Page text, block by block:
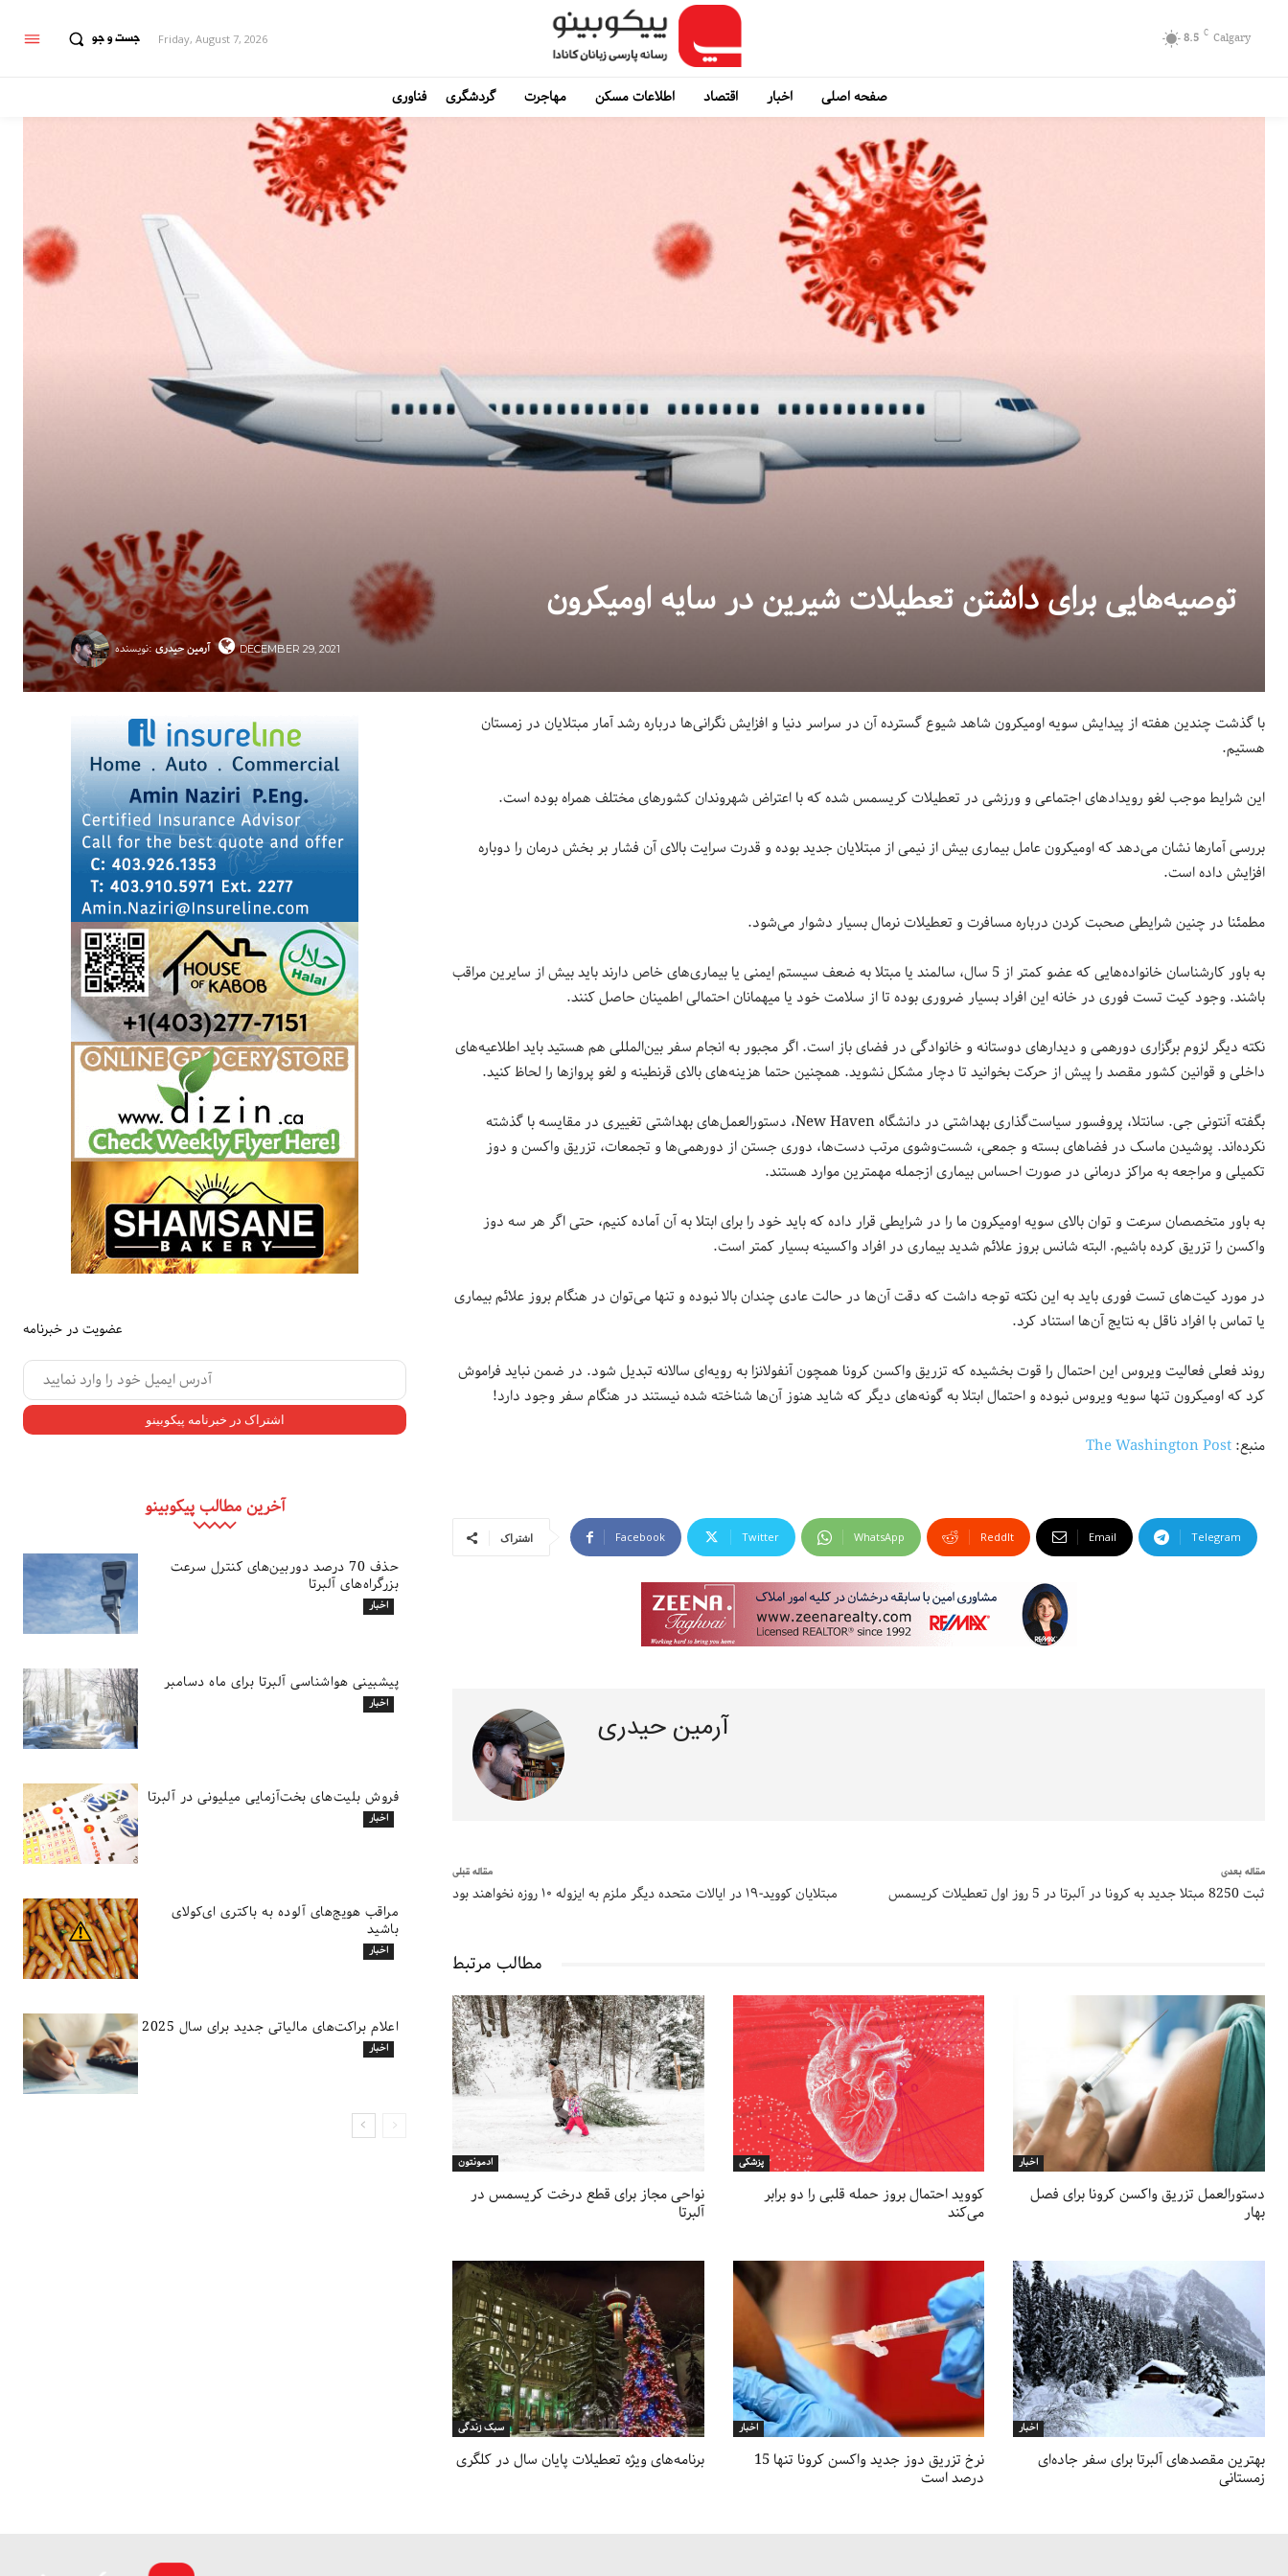
جست و جو Friday, August 7, 2026 8.5 C Calgary
صفحه اصلی اخبار اقتصاد اطلاعات مسکن مهاجرت گردشگری فناوری
توصیه‌هایی برای داشتن تعطیلات شیرین در سایه اومیکرون
نویسنده: آرمین حیدری DECEMBER 29, 2021
عضویت در خبرنامه
آخرین مطالب پیکوبینو
حذف 70 درصد دوربین‌های کنترل سرعت
بزرگراه‌های آلبرتا
اخبار
پیشبینی هواشناسی آلبرتا برای ماه دسامبر
اخبار
فروش بلیت‌های بخت‌آزمایی میلیونی در آلبرتا
اخبار
مراقب هویج‌های آلوده به باکتری ای‌کولای
باشید
اخبار
اعلام براکت‌های مالیاتی جدید برای سال 2025
اخبار
با گذشت چندین هفته از پیدایش سویه اومیکرون شاهد شیوع گسترده آن در سراسر دنیا و افزایش نگرانی‌ها درباره رشد آمار مبتلایان در زمستان
هستیم.
این شرایط موجب لغو رویدادهای اجتماعی و ورزشی در تعطیلات کریسمس شده که با اعتراض شهروندان کشورهای مختلف همراه بوده است.
بررسی آمارها نشان می‌دهد که اومیکرون عامل بیماری بیش از نیمی از مبتلایان جدید بوده و قدرت سرایت بالای آن فشار بر بخش درمان را دوباره
افزایش داده است.
مطمئنا در چنین شرایطی صحبت کردن درباره مسافرت‌ و تعطیلات نرمال بسیار دشوار می‌شود.
به باور کارشناسان خانواده‌هایی که عضو کمتر از 5 سال، سالمند یا مبتلا به ضعف سیستم ایمنی یا بیماری‌های خاص دارند باید بیش از سایرین مراقب
باشند. وجود کیت تست فوری در خانه این افراد بسیار ضروری بوده تا از سلامت خود یا میهمانان احتمالی اطمینان حاصل کنند.
نکته دیگر لزوم برگزاری دورهمی و دیدارهای دوستانه و خانوادگی در فضای باز است. اگر مجبور به انجام سفر بین‌المللی هم هستید باید اطلاعیه‌های
داخلی و قوانین کشور مقصد را پیش از حرکت بخوانید تا دچار مشکل نشوید. همچنین حتما هزینه‌های بالای قرنطینه و لغو پروازها را لحاظ کنید.
بگفته آنتونی جی. سانتلا، پروفسور سیاست‌گذاری بهداشتی در دانشگاه New Haven، دستورالعمل‌های بهداشتی تغییری در مقایسه با گذشته
نکرده‌اند. پوشیدن ماسک در فضاهای بسته و جمعی، شست‌وشوی مرتب دست‌ها، دوری جستن از دورهمی‌ها و تجمعات، تزریق واکسن و دوز
تکمیلی و مراجعه به مراکز درمانی در صورت احساس بیماری ازجمله مهمترین موارد هستند.
به باور متخصصان سرعت و توان بالای سویه اومیکرون ما را در شرایطی قرار داده که باید خود را برای ابتلا به آن آماده کنیم، حتی اگر هر سه دوز
واکسن را تزریق کرده باشیم. البته شانس بروز علائم شدید بیماری در افراد واکسینه بسیار کمتر است.
در مورد کیت‌های تست فوری باید به این نکته توجه داشت که دقت آن‌ها در حالت عادی چندان بالا نبوده و تنها می‌توان در هنگام بروز علائم بیماری
یا تماس با افراد ناقل به نتایج آن‌ها استناد کرد.
روند فعلی فعالیت ویروس این احتمال را قوت بخشیده که تزریق واکسن کرونا همچون آنفولانزا به رویه‌ای سالانه تبدیل شود. در ضمن نباید فراموش
کرد که اومیکرون تنها سویه ویروس نبوده و احتمال ابتلا به گونه‌های دیگر که شاید هنوز آن‌ها شناخته شده نیستند در هنگام سفر وجود دارد!
منبع:The Washington Post
اشتراک Facebook Twitter WhatsApp ReddIt Email Telegram
آرمین حیدری
مقاله قبلی
مبتلایان کووید-۱۹ در ایالات متحده دیگر ملزم به ایزوله ۱۰ روزه نخواهند بود
مقاله بعدی
ثبت 8250 مبتلا جدید به کرونا در آلبرتا در 5 روز اول تعطیلات کریسمس
مطالب مرتبط
ادمونتون
نواحی مجاز برای قطع درخت کریسمس در
آلبرتا
پزشکی
کووید احتمال بروز حمله قلبی را دو برابر
می‌کند
اخبار
دستورالعمل تزریق واکسن کرونا برای فصل
بهار
سبک زندگی
برنامه‌های ویژه تعطیلات پایان سال در کلگری
اخبار
نرخ تزریق دوز جدید واکسن کرونا تنها 15
درصد است
اخبار
بهترین مقصدهای آلبرتا برای سفر جاده‌ای
زمستانی